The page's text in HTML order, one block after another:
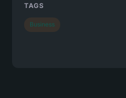
TAGS
Business